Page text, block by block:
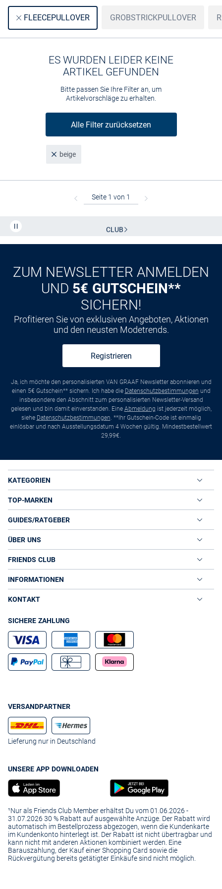
FLEECEPULLOVER GROBSTRICKPULLOVER
ES WURDEN LEIDER KEINE
ARTIKEL GEFUNDEN
Bitte passen Sie Ihre Filter an, um
Artikelvorschläge zu erhalten.
Alle Filter zurücksetzen
beige
Kostenlose Lieferung und Retoure mit unserem Friends
ZUM NEWSLETTER ANMELDEN
UND 5€ GUTSCHEIN**
SICHERN!
Profitieren Sie von exklusiven Angeboten, Aktionen
und den neusten Modetrends.
Registrieren
Ja, ich möchte den personalisierten VAN GRAAF Newsletter abonnieren und
einen 5€ Gutschein** sichern. Ich habe die Datenschutzbestimmungen und
insbesondere den Abschnitt zum personalisierten Newsletter-Versand
gelesen und bin damit einverstanden. Eine Abmeldung ist jederzeit möglich,
siehe Datenschutzbestimmungen. **Ihr Gutschein-Code ist einmalig
einlösbar und nach Ausstellungsdatum 4 Wochen gültig. Mindestbestellwert
29,99€.
KATEGORIEN
TOP-MARKEN
GUIDES/RATGEBER
ÜBER UNS
FRIENDS CLUB
INFORMATIONEN
KONTAKT
SICHERE ZAHLUNG
VERSANDPARTNER
Lieferung nur in Deutschland
UNSERE APP DOWNLOADEN
¹Nur als Friends Club Member erhältst Du vom 01.06.2026 -
31.07.2026 30 % Rabatt auf ausgewählte Anzüge. Der Rabatt wird
automatisch im Bestellprozess abgezogen, wenn die Kundenkarte
im Kundenkonto hinterlegt ist. Der Rabatt ist nicht übertragbar und
kann nicht mit anderen Aktionen kombiniert werden. Eine
Barauszahlung, der Kauf einer Shopping Card sowie die
Rückvergütung bereits getätigter Einkäufe sind nicht möglich.